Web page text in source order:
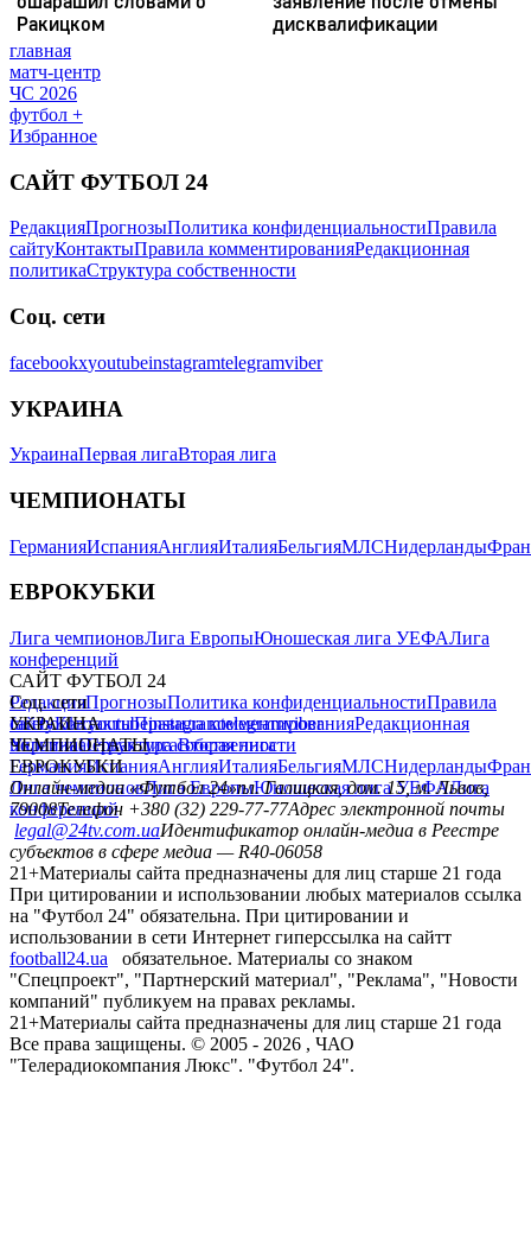
главная
матч-центр
ЧС 2026
футбол +
Избранное
САЙТ ФУТБОЛ 24
РедакцияПрогнозыПолитика конфиденциальностиПравила
сайтуКонтактыПравила комментированияРедакционная
политикаСтруктура собственности
Соц. сети
facebookxyoutubeinstagramtelegramviber
УКРАИНА
УкраинаПервая лигаВторая лига
ЧЕМПИОНАТЫ
ГерманияИспанияАнглияИталияБельгияМЛСНидерланды
ЕВРОКУБКИ
Лига чемпионовЛига ЕвропыЮношеская лига УЕФАЛига
конференций
САЙТ ФУТБОЛ 24
РедакцияПрогнозыПолитика конфиденциальностиПравила
сайтуКонтактыПравила комментированияРедакционная
политикаСтруктура собственности
Соц. сети
facebookxyoutubeinstagramtelegramviber
УКРАИНА
УкраинаПервая лигаВторая лига
ЧЕМПИОНАТЫ
ГерманияИспанияАнглияИталияБельгияМЛСНидерланды
ЕВРОКУБКИ
Лига чемпионовЛига ЕвропыЮношеская лига УЕФАЛига
конференций
Онлайн-медиа «Футбол 24»пл. Галицкая, дом. 15, м. Львов,
79008Телефон +380 (32) 229-77-77Адрес электронной почты
legal@24tv.com.uaИдентификатор онлайн-медиа в Реестре
субъектов в сфере медиа — R40-06058
21+Материалы сайта предназначены для лиц старше 21 года
При цитировании и использовании любых материалов ссылка
на "Футбол 24" обязательна. При цитировании и
использовании в сети Интернет гиперссылка на сайтт
football24.ua
обязательное. Материалы со знаком
"Спецпроект", "Партнерский материал", "Реклама", "Новости
компаний" публикуем на правах рекламы.
21+Материалы сайта предназначены для лиц старше 21 года
Все права защищены. © 2005 - 2026 , ЧАО
"Телерадиокомпания Люкс". "Футбол 24".